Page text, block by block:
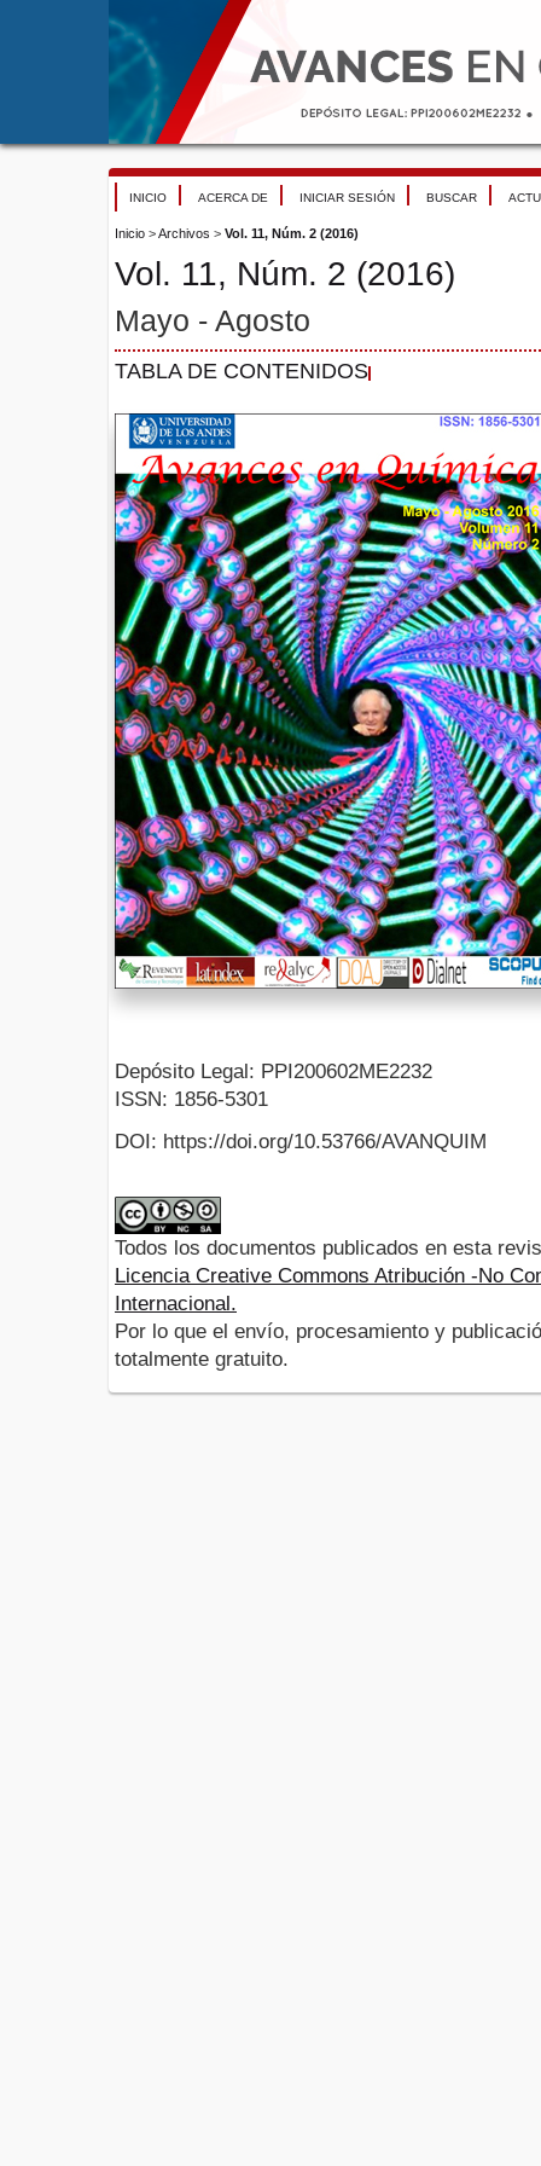
INICIO ACERCA DE INICIAR SESIÓN BUSCAR
Inicio >Archivos > Vol. 11, Núm. 2 (2016)
Vol. 11, Núm. 2 (2016)
Mayo - Agosto
TABLA DE CONTENIDOS
Depósito Legal: PPI200602ME2232
ISSN: 1856-5301
DOI: https://doi.org/10.53766/AVANQUIM
Todos los documentos publicados en esta
Licencia Creative Commons Atribución -No
Internacional.
Por lo que el envío, procesamiento y
totalmente gratuito.